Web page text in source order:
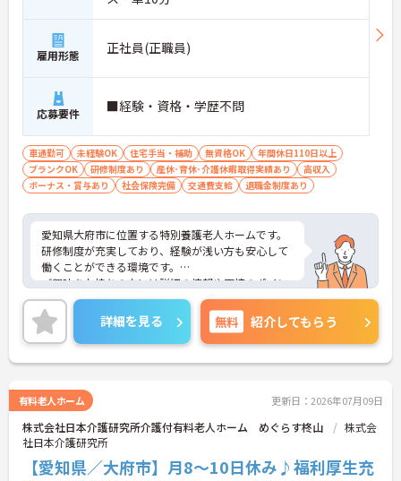
雇用形態 正社員(正職員)
応募要件 ■経験・資格・学歴不問
車通勤可 未経験OK 住宅手当・補助 無資格OK
年間休日110日以上
ブランクOK
研修制度あり 産休･育休･介護休暇取得実績あり
高収入
ボーナス・賞与あり
社会保険完備 交通費支給 退職金制度あり
愛知県大府市に位置する特別養護老人ホームです。
研修制度が充実しており、経験が浅い方も安心して
働くことができる環境です。
ご興味をお持ちの方には詳細の情報や面接のポイン
トをお伝えしますのでお気軽にお問い合わせくださ
いませ。
詳細を見る 無料 紹介してもらう
有料老人ホーム 更新日：2026年07月09日
株式会社日本介護研究所介護付有料老人ホーム めぐらす柊山
株式会
社日本介護研究所
【愛知県／大府市】月8～10日休み♪福利厚生充